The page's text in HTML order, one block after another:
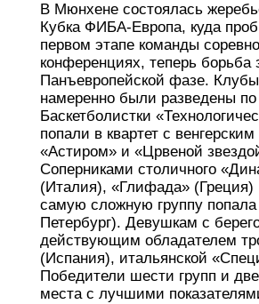
В Мюнхене состоялась
Кубка ФИБА-Европа, куда
первом этапе команды
конференциях, теперь
Панъевропейской фазе.
намеренно были разведены
Баскетболистки
попали в квартет с
«Астиром» и «Црвеной
Соперниками столичного
(Италия), «Глифада»
самую сложную группу
Петербург). Девушкам с
действующим обладателем
(Испания), итальянской
Победители шести групп и
места с лучшими